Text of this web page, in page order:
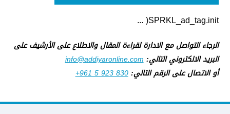
SPRKL_ad_tag.init( ...
الرجاء التواصل مع الادارة لقراءة المقال والاطلاع على الأرشيف على
البريد الالكتروني التالي:info@addiyaronline.com
أو الاتصال على الرقم التالي:+961 5 923 830